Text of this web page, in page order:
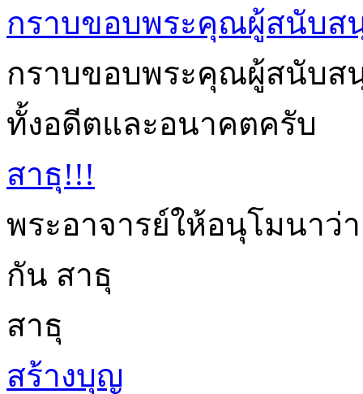
กราบขอบพระคุณผู้สนับส
กราบขอบพระคุณผู้สนับส
ทั้งอดีตและอนาคตครับ
สาธุ!!!
พระอาจารย์ให้อนุโมนาว่
กัน สาธุ
สาธุ
สร้างบุญ